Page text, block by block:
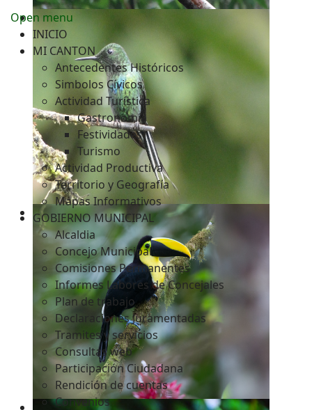
Open menu
INICIO
MI CANTON
Antecedentes Históricos
Simbolos Cívicos
Actividad Turística
Gastronomía
Festividades
Turismo
Actividad Productiva
Territorio y Geografía
Mapas Informativos
GOBIERNO MUNICIPAL
Alcaldia
Concejo Municipal
Comisiones Permanentes
Informes Labores de Concejales
Plan de trabajo
Declaraciones Juramentadas
Tramites y servicios
Consultas web
Participación Ciudadana
Rendición de cuentas
Convenios